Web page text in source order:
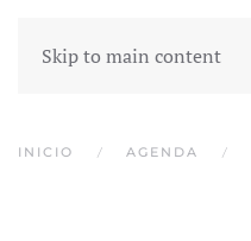
Skip to main content
INICIO AGENDA